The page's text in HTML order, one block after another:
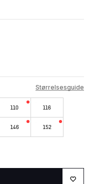
Størrelsesguide
110 116
146 152